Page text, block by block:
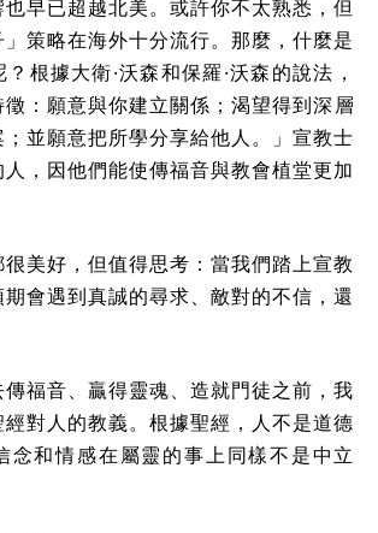
早已超越北美。或許你不太熟悉，但
策略在海外十分流行。那麼，什麼是
？根據大衛·沃森和保羅·沃森的說法，
徵：願意與你建立關係；渴望得到深層
並願意把所學分享給他人。」宣教士
，因他們能使傳福音與教會植堂更加
美好，但值得思考：當我們踏上宣教
會遇到真誠的尋求、敵對的不信，還
福音、贏得靈魂、造就門徒之前，我
對人的教義。根據聖經，人不是道德
念和情感在屬靈的事上同樣不是中立